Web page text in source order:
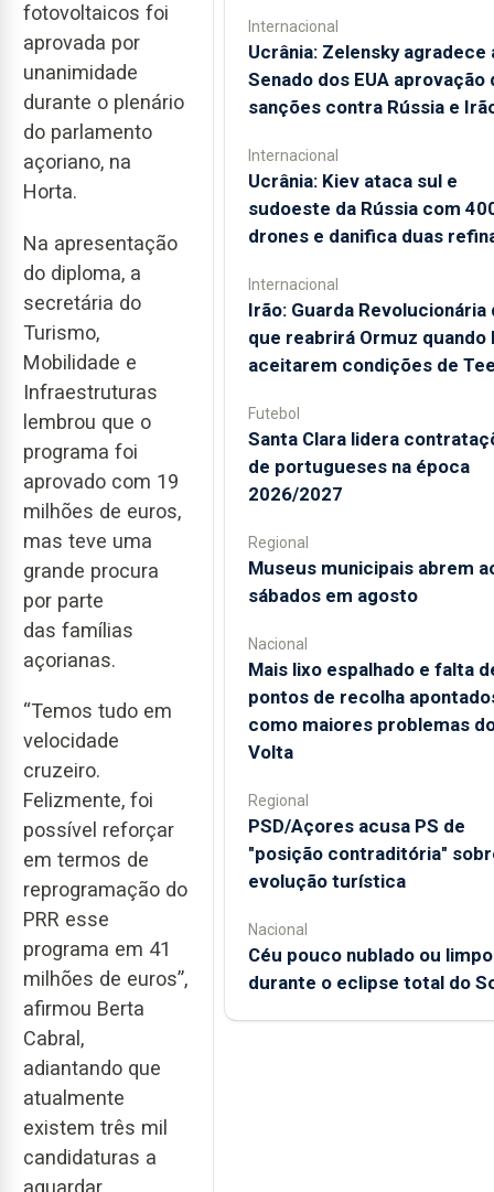
fotovoltaicos foi
aprovada por
unanimidade
durante o plenário
do parlamento
açoriano, na
Horta.
Na apresentação
do diploma, a
secretária do
Turismo,
Mobilidade e
Infraestruturas
lembrou que o
programa foi
aprovado com 19
milhões de euros,
mas teve uma
grande procura
por parte
das famílias
açorianas.
“Temos tudo em
velocidade
cruzeiro.
Felizmente, foi
possível reforçar
em termos de
reprogramação do
PRR esse
programa em 41
milhões de euros”,
afirmou Berta
Cabral,
adiantando que
atualmente
existem três mil
candidaturas a
Internacional
Ucrânia: Zelensky agradece
Senado dos EUA aprovação
sanções contra Rússia e
Internacional
Ucrânia: Kiev ataca sul e
sudoeste da Rússia com
drones e danifica duas
Internacional
Irão: Guarda Revolucionária
que reabrirá Ormuz quando
aceitarem condições de
Futebol
Santa Clara lidera
de portugueses na época
2026/2027
Regional
Museus municipais abrem
sábados em agosto
Nacional
Mais lixo espalhado e falta
pontos de recolha
como maiores problemas
Volta
Regional
PSD/Açores acusa PS de
"posição contraditória"
evolução turística
Nacional
Céu pouco nublado ou limpo
durante o eclipse total do